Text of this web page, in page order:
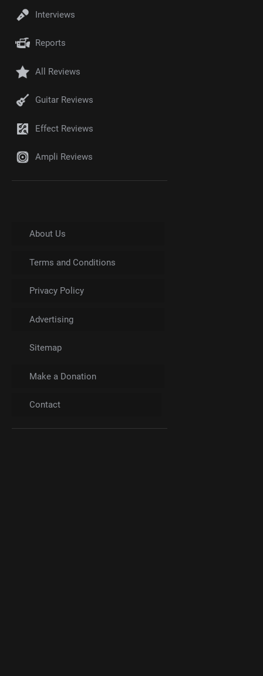
Interviews
Reports
All Reviews
Guitar Reviews
Effect Reviews
Ampli Reviews
About Us
Terms and Conditions
Privacy Policy
Advertising
Sitemap
Make a Donation
Contact